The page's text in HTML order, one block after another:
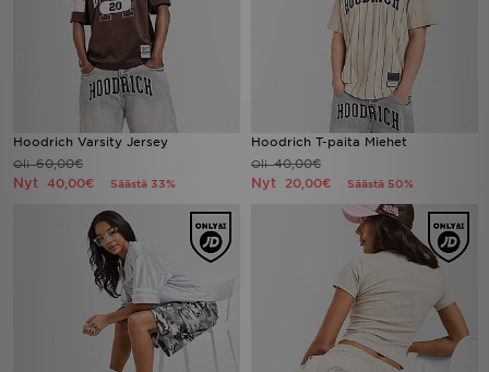
Hoodrich Varsity Jersey
Oli60,00€
Nyt 40,00€ Säästä 33%
Hoodrich T-paita Miehet
Oli40,00€
Nyt 20,00€ Säästä 50%